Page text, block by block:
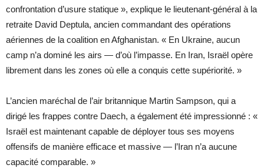
confrontation d’usure statique », explique le lieutenant-général à la
retraite David Deptula, ancien commandant des opérations
aériennes de la coalition en Afghanistan. « En Ukraine, aucun
camp n’a dominé les airs — d’où l’impasse. En Iran, Israël opère
librement dans les zones où elle a conquis cette supériorité. »
L’ancien maréchal de l’air britannique Martin Sampson, qui a
dirigé les frappes contre Daech, a également été impressionné : «
Israël est maintenant capable de déployer tous ses moyens
offensifs de manière efficace et massive — l’Iran n’a aucune
capacité comparable. »